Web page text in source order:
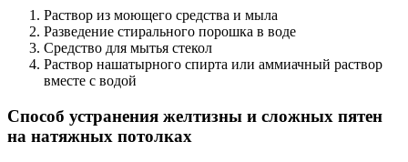
Раствор из моющего средства и мыла
Разведение стирального порошка в воде
Средство для мытья стекол
Раствор нашатырного спирта или аммиачный раствор
вместе с водой
Способ устранения желтизны и сложных пятен
на натяжных потолках